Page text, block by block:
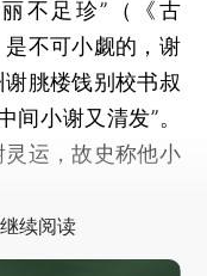
不足珍”（《古
不可小觑的，谢
朓楼饯别校书叔
间小谢又清发”。
运，故史称他小
续阅读